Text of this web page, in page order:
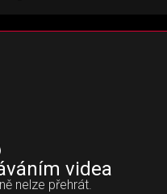
videa
nelze přehrát.